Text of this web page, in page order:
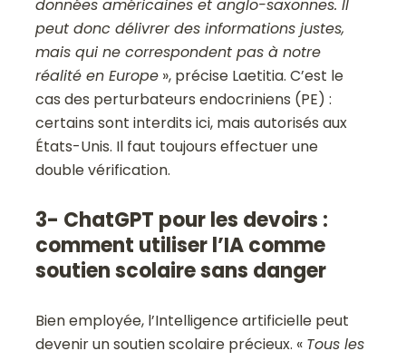
données américaines et anglo-saxonnes. Il
peut donc délivrer des informations justes,
mais qui ne correspondent pas à notre
réalité en Europe », précise Laetitia. C’est le
cas des perturbateurs endocriniens (PE) :
certains sont interdits ici, mais autorisés aux
États-Unis. Il faut toujours effectuer une
double vérification.
3- ChatGPT pour les devoirs :
comment utiliser l’IA comme
soutien scolaire sans danger
Bien employée, l’Intelligence artificielle peut
devenir un soutien scolaire précieux. « Tous les